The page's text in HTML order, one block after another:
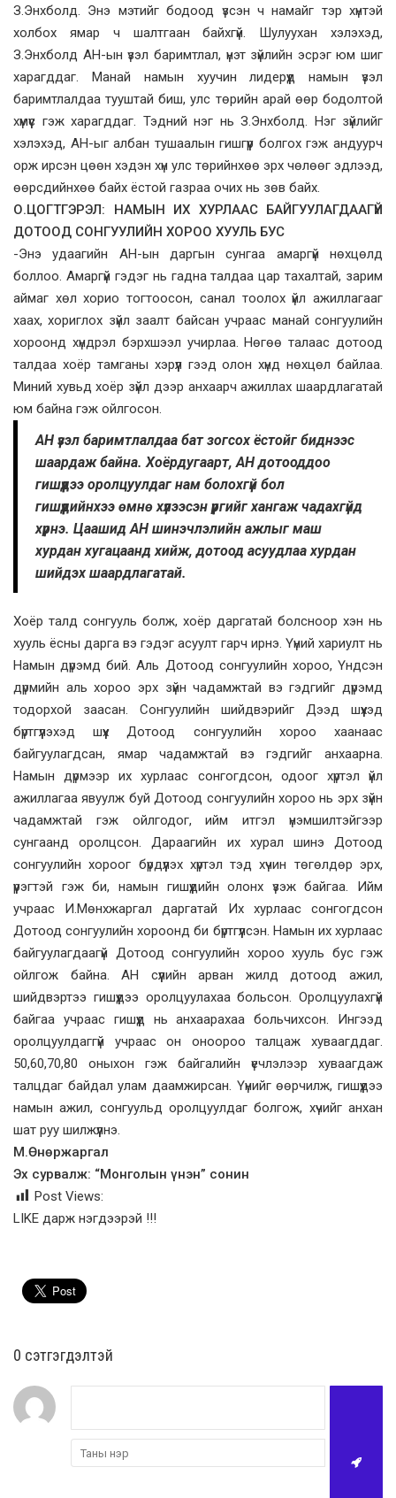
З.Энхболд. Энэ мэтийг бодоод үзсэн ч намайг тэр хүнтэй
холбох ямар ч шалтгаан байхгүй. Шулуухан хэлэхэд,
З.Энхболд АН-ын үзэл баримтлал, үнэт зүйлийн эсрэг юм шиг
харагддаг. Манай намын хуучин лидерүүд намын үзэл
баримтлалдаа тууштай биш, улс төрийн арай өөр бодолтой
хүмүүс гэж харагддаг. Тэдний нэг нь З.Энхболд. Нэг зүйлийг
хэлэхэд, АН-ыг албан тушаалын гишгүүр болгох гэж андуурч
орж ирсэн цөөн хэдэн хүн улс төрийнхөө эрх чөлөөг эдлээд,
өөрсдийнхөө байх ёстой газраа очих нь зөв байх.
О.ЦОГТГЭРЭЛ: НАМЫН ИХ ХУРЛААС БАЙГУУЛАГДААГҮЙ
ДОТООД СОНГУУЛИЙН ХОРОО ХУУЛЬ БУС
-Энэ удаагийн АН-ын даргын сунгаа амаргүй нөхцөлд
боллоо. Амаргүй гэдэг нь гадна талдаа цар тахалтай, зарим
аймаг хөл хорио тогтоосон, санал тоолох үйл ажиллагааг
хаах, хориглох зүйл заалт байсан учраас манай сонгуулийн
хороонд хүндрэл бэрхшээл учирлаа. Нөгөө талаас дотоод
талдаа хоёр тамганы хэрүүл гээд олон хүнд нөхцөл байлаа.
Миний хувьд хоёр зүйл дээр анхаарч ажиллах шаардлагатай
юм байна гэж ойлгосон.
АН үзэл баримтлалдаа бат зогсох ёстойг биднээс
шаардаж байна. Хоёрдугаарт, АН дотооддоо
гишүүдээ оролцуулдаг нам болохгүй бол
гишүүдийнхээ өмнө хүлээсэн үүргийг хангаж чадахгүйд
хүрнэ. Цаашид АН шинэчлэлийн ажлыг маш
хурдан хугацаанд хийж, дотоод асуудлаа хурдан
шийдэх шаардлагатай.
Хоёр талд сонгууль болж, хоёр даргатай болсноор хэн нь
хууль ёсны дарга вэ гэдэг асуулт гарч ирнэ. Үүний хариулт нь
Намын дүрэмд бий. Аль Дотоод сонгуулийн хороо, Үндсэн
дүрмийн аль хороо эрх зүйн чадамжтай вэ гэдгийг дүрэмд
тодорхой заасан. Сонгуулийн шийдвэрийг Дээд шүүхэд
бүртгүүлэхэд шүүх Дотоод сонгуулийн хороо хаанаас
байгуулагдсан, ямар чадамжтай вэ гэдгийг анхаарна.
Намын дүрмээр их хурлаас сонгогдсон, одоог хүртэл үйл
ажиллагаа явуулж буй Дотоод сонгуулийн хороо нь эрх зүйн
чадамжтай гэж ойлгодог, ийм итгэл үнэмшилтэйгээр
сунгаанд оролцсон. Дараагийн их хурал шинэ Дотоод
сонгуулийн хороог бүрдүүлэх хүртэл тэд хүчин төгөлдөр эрх,
үүрэгтэй гэж би, намын гишүүдийн олонх үзэж байгаа. Ийм
учраас И.Мөнхжаргал даргатай Их хурлаас сонгогдсон
Дотоод сонгуулийн хороонд би бүртгүүлсэн. Намын их хурлаас
байгуулагдаагүй Дотоод сонгуулийн хороо хууль бус гэж
ойлгож байна. АН сүүлийн арван жилд дотоод ажил,
шийдвэртээ гишүүдээ оролцуулахаа больсон. Оролцуулахгүй
байгаа учраас гишүүд нь анхаарахаа больчихсон. Ингээд
оролцуулдаггүй учраас он оноороо талцаж хуваагддаг.
50,60,70,80 оныхон гэж байгалийн үечлэлээр хуваагдаж
талцдаг байдал улам даамжирсан. Үүнийг өөрчилж, гишүүдээ
намын ажил, сонгуульд оролцуулдаг болгож, хүчийг анхан
шат руу шилжүүлнэ.
М.Өнөржаргал
Эх сурвалж: “Монголын үнэн” сонин
Post Views:
LIKE дарж нэгдээрэй !!!
0 cэтгэгдэлтэй